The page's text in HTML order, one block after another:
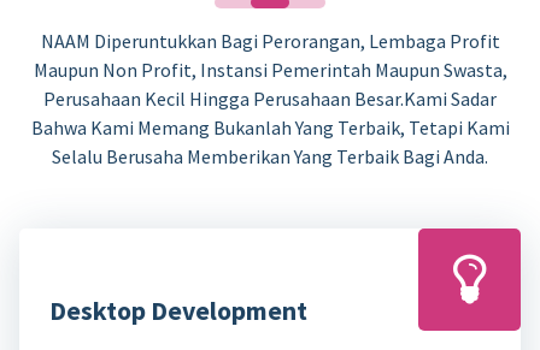
NAAM Diperuntukkan Bagi Perorangan, Lembaga Profit
Maupun Non Profit, Instansi Pemerintah Maupun Swasta,
Perusahaan Kecil Hingga Perusahaan Besar.Kami Sadar
Bahwa Kami Memang Bukanlah Yang Terbaik, Tetapi Kami
Selalu Berusaha Memberikan Yang Terbaik Bagi Anda.
Desktop Development